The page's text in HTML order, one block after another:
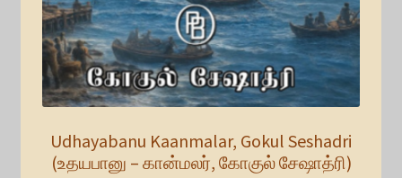
Udhayabanu Kaanmalar, Gokul Seshadri
(உதயபானு – கான்மலர், கோகுல் சேஷாத்ரி)